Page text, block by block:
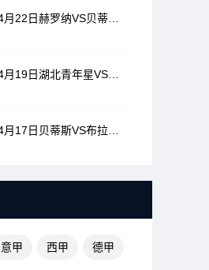
意甲 西甲 德甲